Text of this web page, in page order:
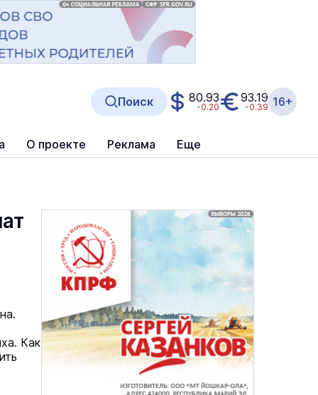
О проекте Реклама Еще
Поиск 80.93
-0.20
93.19
-0.39 16+
Как